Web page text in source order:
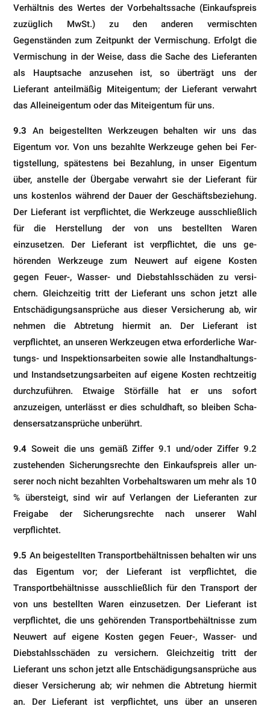
Verhältnis des Wertes der Vorbehaltssache (Einkaufs­preis
zuzüglich MwSt.) zu den anderen vermischten
Gegenständen zum Zeitpunkt der Vermischung. Erfolgt die
Vermischung in der Weise, dass die Sache des Lieferanten
als Hauptsache anzusehen ist, so überträgt uns der
Lieferant anteilmäßig Miteigentum; der Lieferant verwahrt
das Alleineigentum oder das Miteigentum für uns.
9.3 An beigestelIten Werkzeugen behalten wir uns das
Eigentum vor. Von uns bezahlte Werkzeuge gehen bei Fer­
tigstellung, spätestens bei Bezahlung, in unser Eigentum
über, anstelle der Übergabe verwahrt sie der Lieferant für
uns kostenlos während der Dauer der Geschäftsbeziehung.
Der Lieferant ist verpflichtet, die Werkzeuge aus­schließlich
für die Herstellung der von uns bestellten Waren
einzusetzen. Der Lieferant ist verpflichtet, die uns ge­
hörenden Werkzeuge zum Neuwert auf eigene Kosten
gegen Feuer-, Wasser- und Diebstahlsschäden zu versi­
chern. Gleichzeitig tritt der Lieferant uns schon jetzt alle
Entschädigungsansprüche aus dieser Versicherung ab, wir
nehmen die Abtretung hiermit an. Der Lieferant ist
verpflichtet, an unseren Werkzeugen etwa erforderliche War­
tungs- und Inspektionsarbeiten sowie alle lnstandhaltungs-
und Instandsetzungsarbeiten auf eigene Kosten recht­zeitig
durchzuführen. Etwaige Störfälle hat er uns sofort
anzuzeigen, unterlässt er dies schuldhaft, so bleiben Scha­
densersatzansprüche unberührt.
9.4 Soweit die uns gemäß Ziffer 9.1 und/oder Ziffer 9.2
zustehenden Sicherungsrechte den Einkaufspreis aller un­
serer noch nicht bezahlten Vorbehaltswaren um mehr als 10
% übersteigt, sind wir auf Verlangen der Lieferanten zur
Freigabe der Sicherungsrechte nach unserer Wahl
verpflichtet.
9.5 An beigestelIten Transportbehältnissen behalten wir uns
das Eigentum vor; der Lieferant ist verpflichtet, die
Transportbehältnisse ausschließlich für den Transport der
von uns bestellten Waren einzusetzen. Der Lieferant ist
verpflichtet, die uns gehörenden Transportbehältnisse zum
Neuwert auf eigene Kosten gegen Feuer-, Wasser- und
Diebstahlsschäden zu versichern. Gleichzeitig tritt der
Lieferant uns schon jetzt alle Entschädigungsansprüche aus
dieser Versicherung ab; wir nehmen die Abtretung hiermit
an. Der Lieferant ist verpflichtet, uns über an unseren